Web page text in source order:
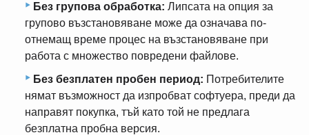
Без групова обработка: Липсата на опция за
групово възстановяване може да означава по-
отнемащ време процес на възстановяване при
работа с множество повредени файлове.
Без безплатен пробен период: Потребителите
нямат възможност да изпробват софтуера, преди да
направят покупка, тъй като той не предлага
безплатна пробна версия.